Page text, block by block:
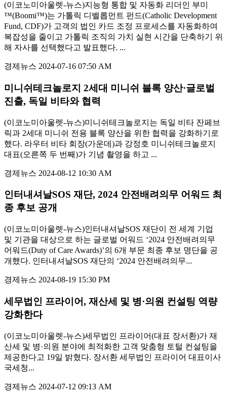
(이코노미아울렛-뉴스)지능형 통합 및 자동화 리더인 부미
™(Boomi™)는 가톨릭 디벨롭먼트 펀드(Catholic Development
Fund, CDF)가 고객의 법인 카드 조정 프로세스를 자동화하여
복잡성을 줄이고 가톨릭 조직의 가치 실현 시간을 단축하기 위
해 자사를 선택했다고 발표했다. ...
경제뉴스 2024-07-16 07:50 AM
미니쉬테크놀로지 2세대 미니쉬 블록 양산·글로벌
진출, 독일 비타와 협력
(이코노미아울렛-뉴스)미니쉬테크놀로지는 독일 비타 잔페브
릭과 2세대 미니쉬 전용 블록 양산을 위한 협력을 강화하기로
했다. 라우터 비타 회장(가운데)과 강정호 미니쉬테크놀로지
대표(오른쪽 두 번째)가 기념 촬영을 하고 ...
경제뉴스 2024-08-12 10:30 AM
인터내셔날SOS 재단, 2024 안전배려의무 어워드 최
종 후보 공개
(이코노미아울렛-뉴스)인터내셔날SOS 재단이 전 세계 기업
및 기관을 대상으로 하는 글로벌 어워드 ‘2024 안전배려의무
어워드(Duty of Care Awards)’의 6개 부문 최종 후보 명단을 공
개했다. 인터내셔날SOS 재단의 ‘2024 안전배려의무...
경제뉴스 2024-08-19 15:30 PM
세무법인 프라이어, 재산세 및 병·의원 컨설팅 역량
강화한다
(이코노미아울렛-뉴스)세무법인 프라이어(대표 장서환)가 재
산세 및 병·의원 분야에 최적화한 고객 맞춤형 토털 컨설팅을
제공한다고 19일 밝혔다. 장서환 세무법인 프라이어 대표이사
국세청...
경제뉴스 2024-07-12 09:13 AM